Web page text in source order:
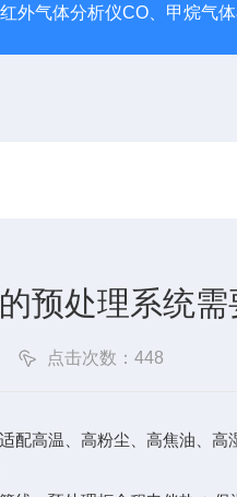
外气体分析仪CO、甲烷气
预处理系统
点击次数：448
配高温、高粉尘、高焦油、